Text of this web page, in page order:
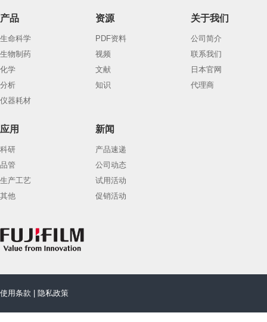
产品
生命科学
生物制药
化学
分析
仪器耗材
资源
PDF资料
视频
文献
知识
关于我们
公司简介
联系我们
日本官网
代理商
应用
科研
品管
生产工艺
其他
新闻
产品速递
公司动态
试用活动
促销活动
使用条款 隐私政策